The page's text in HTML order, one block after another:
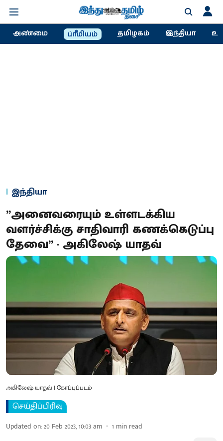
அண்மை ப்ரீமியம் தமிழகம் இந்தியா
இந்தியா
”அனைவரையும் உள்ளடக்கிய
வளர்ச்சிக்கு சாதிவாரி கணக்கெடுப்பு
தேவை” - அகிலேஷ் யாதவ்
அகிலேஷ் யாதவ் | கோப்புப்படம்
செய்திப்பிரிவு
Updated on:20 Feb 2023, 10:03 am 1 min read